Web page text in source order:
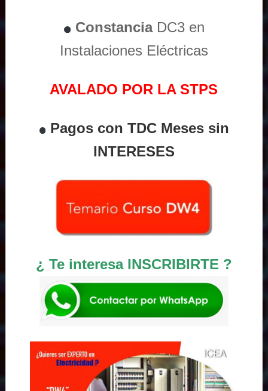
ConstanciaDC3 en
Instalaciones Eléctricas
AVALADO POR LA STPS
Pagos con TDC Meses sin
INTERESES
¿ Te interesa INSCRIBIRTE ?